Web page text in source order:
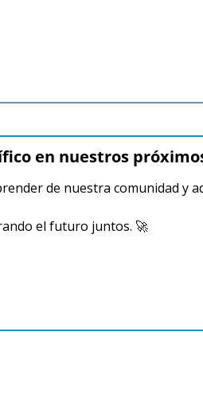
en nuestros
de nuestra comunidad
el futuro juntos. 🚀